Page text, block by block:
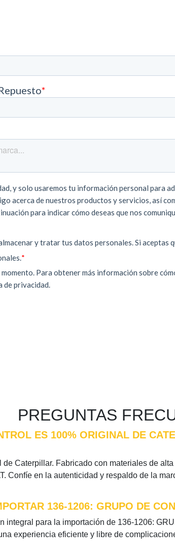
PREGUNTAS
ES 100% ORIGINAL DE
de Caterpillar. Fabricado con materiales de
Confíe en la autenticidad y respaldo de la
136-1206: GRUPO DE
integral para la importación de 136-1206:
experiencia eficiente y libre de